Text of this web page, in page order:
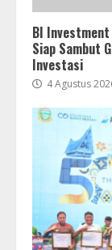
BI Investment
Siap Sambut
Investasi
4 Agustus